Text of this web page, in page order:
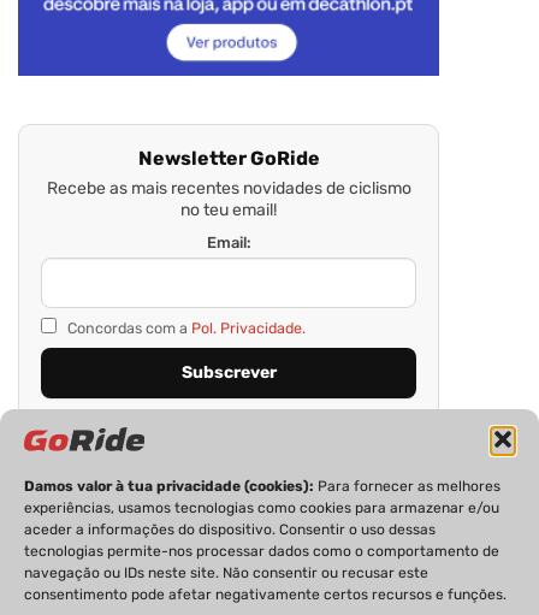
Damos valor à tua privacidade (cookies): Para fornecer as melhores
experiências, usamos tecnologias como cookies para armazenar e/ou
aceder a informações do dispositivo. Consentir o uso dessas
tecnologias permite-nos processar dados como o comportamento de
navegação ou IDs neste site. Não consentir ou recusar este
consentimento pode afetar negativamente certos recursos e funções.
Newsletter GoRide
Recebe as mais recentes novidades de ciclismo
no teu email!
Email:
Concordas com a Pol. Privacidade.
PRIVACIDADE FICHA TÉCNICA ESTATUTO EDITORIAL